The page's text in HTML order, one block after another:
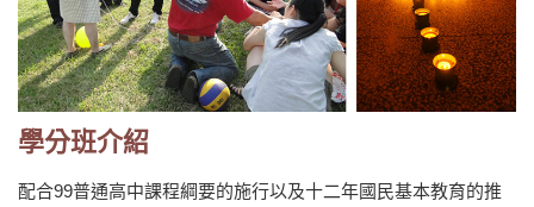
學分班介紹
配合99普通高中課程綱要的施行以及十二年國民基本教育的推